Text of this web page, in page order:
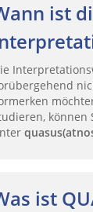
ist
können
ist